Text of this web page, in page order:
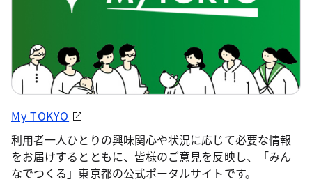
My TOKYO
利用者一人ひとりの興味関心や状況に応じて必要な情報
をお届けするとともに、皆様のご意見を反映し、「みん
なでつくる」東京都の公式ポータルサイトです。